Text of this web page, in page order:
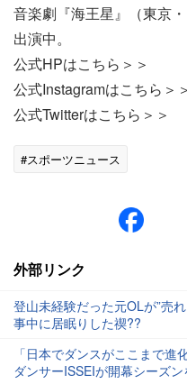
音楽劇『海王星』（東京
出演中。
公式HPはこちら＞＞
公式Instagramはこちら＞＞
公式Twitterはこちら＞＞
#スポーツニュース
外部リンク
登山未経験だった元OLが”売
事中に居眠りした禊??
「日本でダンスがここまで
ダンサーISSEIが開幕シーズ